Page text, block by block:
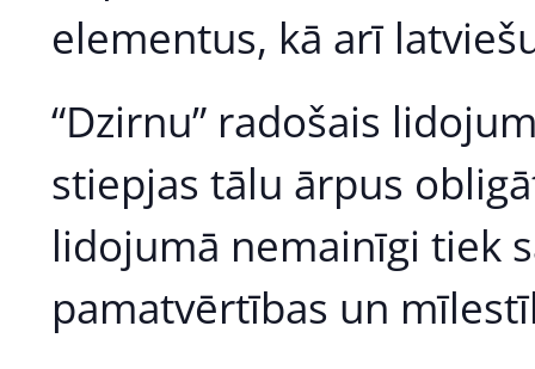
elementus, kā arī
“Dzirnu” radošais
stiepjas tālu ārpus
lidojumā nemainīgi tiek
pamatvērtības un